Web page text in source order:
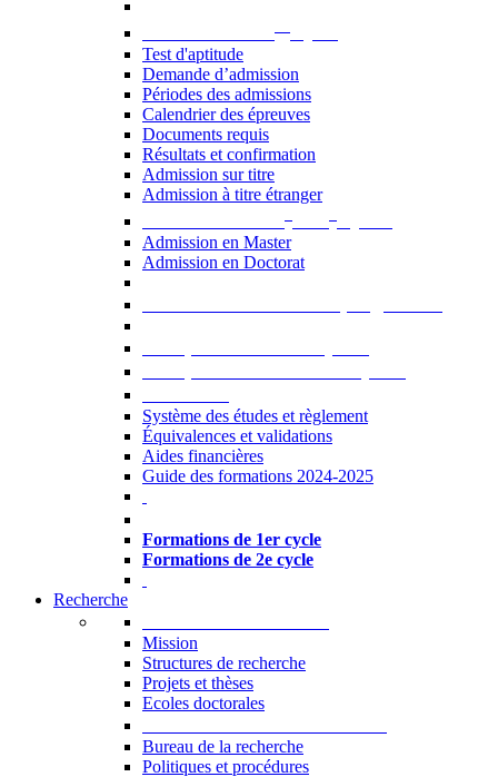
Test d'aptitude
Demande d’admission
Périodes des admissions
Calendrier des épreuves
Documents requis
Résultats et confirmation
Admission sur titre
Admission à titre étranger
Admission en Master
Admission en Doctorat
Système des études et règlement
Équivalences et validations
Aides financières
Guide des formations 2024-2025
Formations de 1er cycle
Formations de 2e cycle
Recherche
Mission
Structures de recherche
Projets et thèses
Ecoles doctorales
Bureau de la recherche
Politiques et procédures